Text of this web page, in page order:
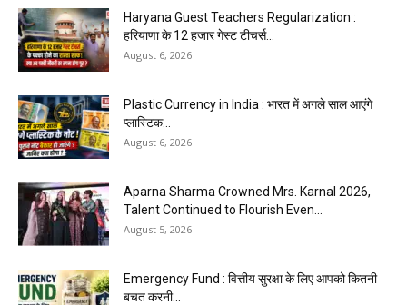
Haryana Guest Teachers Regularization :
हरियाणा के 12 हजार गेस्ट टीचर्स...
August 6, 2026
Plastic Currency in India : भारत में अगले साल आएंगे
प्लास्टिक...
August 6, 2026
Aparna Sharma Crowned Mrs. Karnal 2026,
Talent Continued to Flourish Even...
August 5, 2026
Emergency Fund : वित्तीय सुरक्षा के लिए आपको कितनी
बचत करनी...